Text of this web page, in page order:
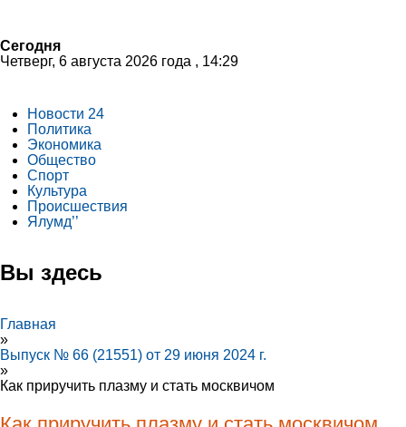
Сегодня
Четверг, 6 августа 2026 года , 14:29
Новости 24
Политика
Экономика
Общество
Спорт
Культура
Происшествия
Ялумд’’
Вы здесь
Главная
»
Выпуск № 66 (21551) от 29 июня 2024 г.
»
Как приручить плазму и стать москвичом